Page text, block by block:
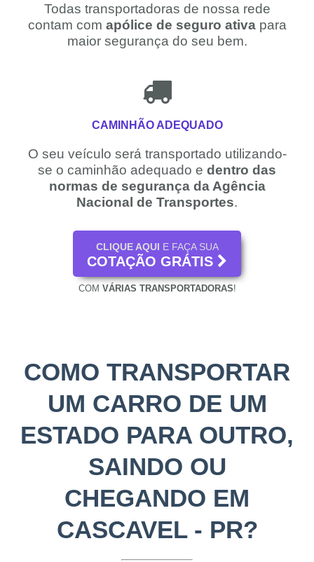
Todas transportadoras de nossa rede
contam com apólice de seguro ativapara
maior segurança do seu bem.
CAMINHÃO ADEQUADO
O seu veículo será transportado utilizando-
se o caminhão adequado e dentro das
normas de segurança da Agência
Nacional de Transportes.
CLIQUE AQUI E FAÇA SUA
COTAÇÃO GRÁTIS
COM VÁRIAS TRANSPORTADORAS!
COMO TRANSPORTAR
UM CARRO DE UM
ESTADO PARA OUTRO,
SAINDO OU
CHEGANDO EM
CASCAVEL - PR?